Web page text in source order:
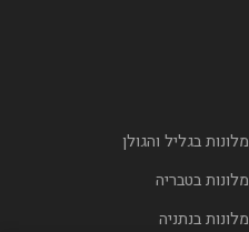
מלונות בגליל והגולן
מלונות בטבריה
מלונות בנתניה